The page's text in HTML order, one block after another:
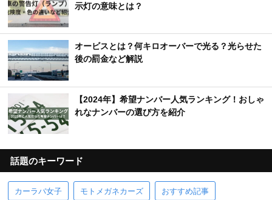
示灯の意味とは？
オービスとは？何キロオーバーで光る？光らせた
後の罰金など解説
【2024年】希望ナンバー人気ランキング！おしゃ
れなナンバーの選び方を紹介
話題のキーワード
カーラバ女子 モトメガネカーズ おすすめ記事